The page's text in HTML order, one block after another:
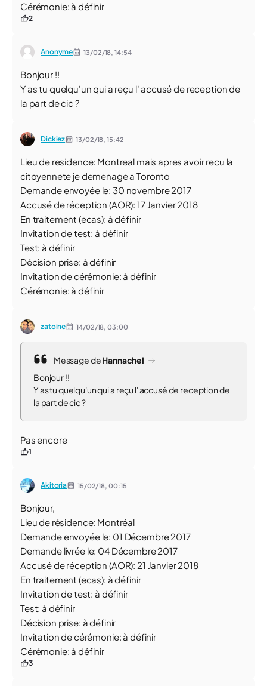
Cérémonie: à définir
2
Anonyme 13/02/18,14:54
Bonjour !!
Y as tu quelqu'un qui a reçu l' accusé de reception de
la part de cic ?
Dickiez 13/02/18,15:42
Lieu de residence: Montreal mais apres avoir recu la
citoyennete je demenage a Toronto
Demande envoyée le: 30 novembre 2017
Accusé de réception (AOR): 17 Janvier 2018
En traitement (ecas): à définir
Invitation de test: à définir
Test: à définir
Décision prise: à définir
Invitation de cérémonie: à définir
Cérémonie: à définir
zatoine 14/02/18,03:00
Message deHannacheI
Bonjour !!
Y as tu quelqu'un qui a reçu l' accusé de reception de
la part de cic ?
Pas encore
1
Akitoria 15/02/18, 00:15
Bonjour,
Lieu de résidence: Montréal
Demande envoyée le: 01 Décembre 2017
Demande livrée le: 04 Décembre 2017
Accusé de réception (AOR): 21 Janvier 2018
En traitement (ecas): à définir
Invitation de test: à définir
Test: à définir
Décision prise: à définir
Invitation de cérémonie: à définir
Cérémonie: à définir
3